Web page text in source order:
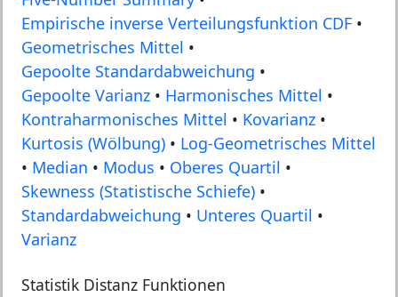
Empirische inverse Verteilungsfunktion CDF •
Geometrisches Mittel •
Gepoolte Standardabweichung •
Gepoolte Varianz • Harmonisches Mittel •
Kontraharmonisches Mittel • Kovarianz •
Kurtosis (Wölbung) • Log-Geometrisches Mittel
• Median • Modus • Oberes Quartil •
Skewness (Statistische Schiefe) •
Standardabweichung • Unteres Quartil •
Varianz
Statistik Distanz Funktionen